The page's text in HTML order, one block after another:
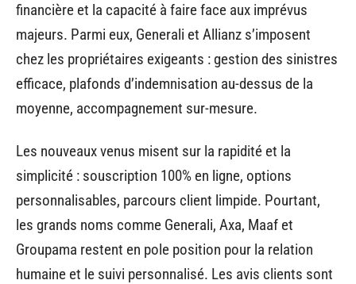
financière et la capacité à faire face aux imprévus
majeurs. Parmi eux, Generali et Allianz s’imposent
chez les propriétaires exigeants : gestion des sinistres
efficace, plafonds d’indemnisation au-dessus de la
moyenne, accompagnement sur-mesure.
Les nouveaux venus misent sur la rapidité et la
simplicité : souscription 100% en ligne, options
personnalisables, parcours client limpide. Pourtant,
les grands noms comme Generali, Axa, Maaf et
Groupama restent en pole position pour la relation
humaine et le suivi personnalisé. Les avis clients sont